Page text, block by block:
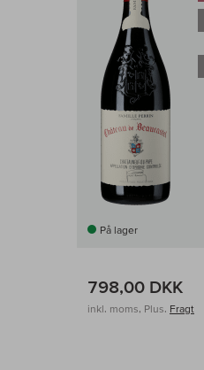
På lager
798,00 DKK
inkl. moms, Plus. Fragt